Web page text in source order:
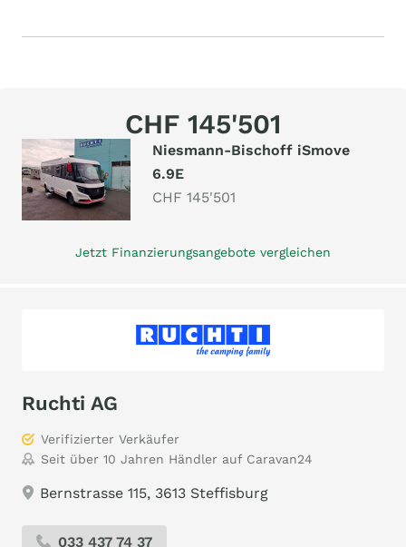
CHF 145'501
Niesmann-Bischoff iSmove
6.9E
CHF 145'501
Jetzt Finanzierungsangebote vergleichen
Ruchti AG
Verifizierter Verkäufer
Seit über 10 Jahren Händler auf Caravan24
Bernstrasse 115, 3613 Steffisburg
033 437 74 37